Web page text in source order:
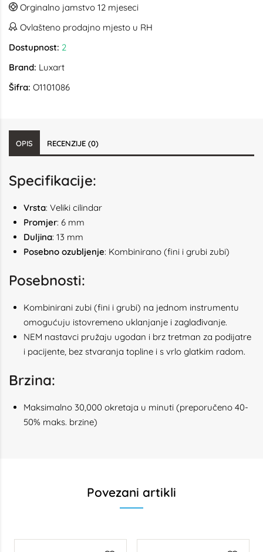
Orginalno jamstvo 12 mjeseci
Ovlašteno prodajno mjesto u RH
Dostupnost: 2
Brand: Luxart
Šifra: O1101086
OPIS RECENZIJE (0)
Specifikacije:
Vrsta: Veliki cilindar
Promjer: 6 mm
Duljina: 13 mm
Posebno ozubljenje: Kombinirano (fini i grubi zubi)
Posebnosti:
Kombinirani zubi (fini i grubi) na jednom instrumentu
omogućuju istovremeno uklanjanje i zaglađivanje.
NEM nastavci pružaju ugodan i brz tretman za podijatre
i pacijente, bez stvaranja topline i s vrlo glatkim radom.
Brzina:
Maksimalno 30,000 okretaja u minuti (preporučeno 40-
50% maks. brzine)
Povezani artikli